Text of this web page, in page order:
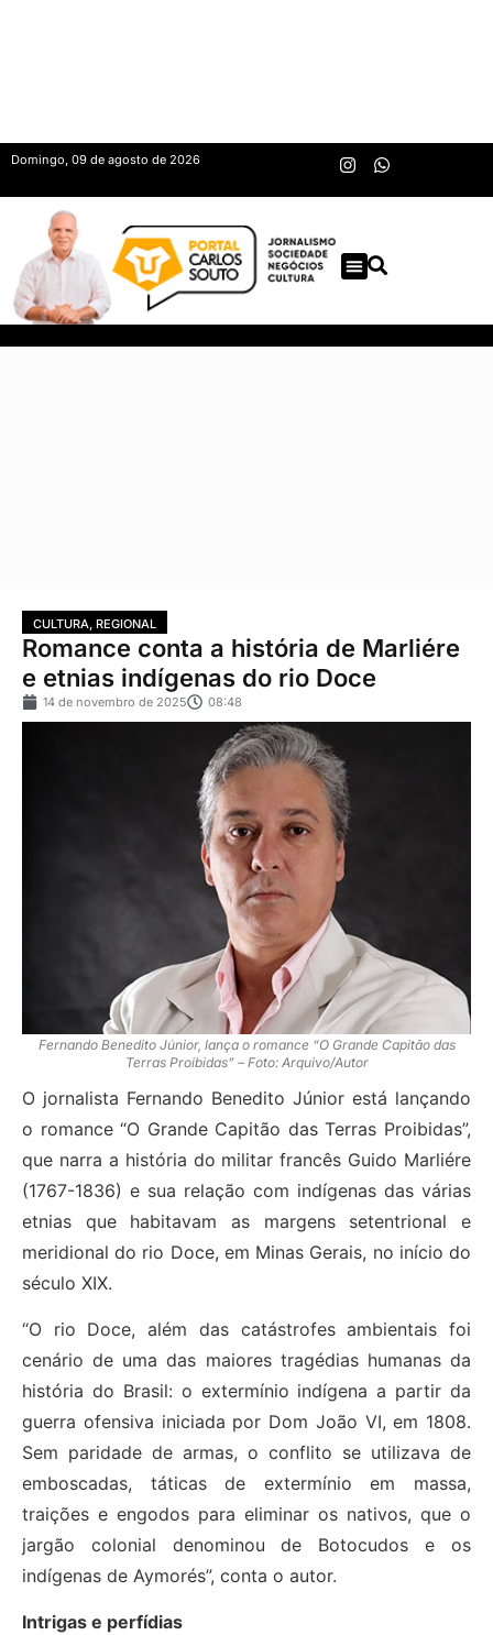
Domingo, 09 de agosto de 2026
CULTURA, REGIONAL
Romance conta a história de Marliére
e etnias indígenas do rio Doce
14 de novembro de 2025 08:48
Fernando Benedito Júnior, lança o romance “O Grande Capitão das
Terras Proibidas” – Foto: Arquivo/Autor
O jornalista Fernando Benedito Júnior está lançando
o romance “O Grande Capitão das Terras Proibidas”,
que narra a história do militar francês Guido Marliére
(1767-1836) e sua relação com indígenas das várias
etnias que habitavam as margens setentrional e
meridional do rio Doce, em Minas Gerais, no início do
século XIX.
“O rio Doce, além das catástrofes ambientais foi
cenário de uma das maiores tragédias humanas da
história do Brasil: o extermínio indígena a partir da
guerra ofensiva iniciada por Dom João VI, em 1808.
Sem paridade de armas, o conflito se utilizava de
emboscadas, táticas de extermínio em massa,
traições e engodos para eliminar os nativos, que o
jargão colonial denominou de Botocudos e os
indígenas de Aymorés”, conta o autor.
Intrigas e perfídias